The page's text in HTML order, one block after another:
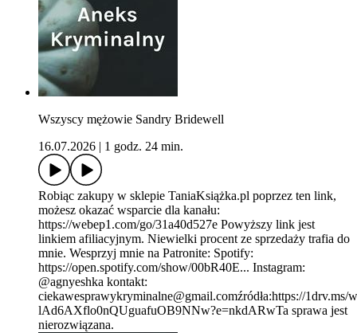
Wszyscy mężowie Sandry Bridewell
16.07.2026
1 godz. 24 min.
Robiąc zakupy w sklepie TaniaKsiążka.pl poprzez ten link,
możesz okazać wsparcie dla kanału:
https://webep1.com/go/31a40d527e Powyższy link jest
linkiem afiliacyjnym. Niewielki procent ze sprzedaży trafia do
mnie. Wesprzyj mnie na Patronite: Spotify:
https://open.spotify.com/show/00bR40E... Instagram:
@agnyeshka kontakt:
ciekawesprawykryminalne@gmail.comźródła:https://
lAd6AXflo0nQUguafuOB9NNw?e=nkdARwTa sprawa jest
nierozwiązana.